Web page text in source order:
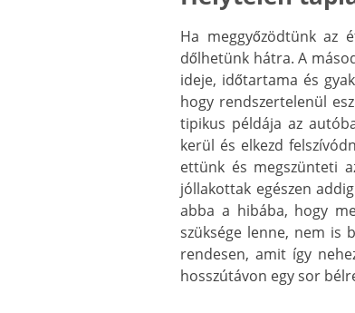
Ha meggyőzödtünk az
dőlhetünk hátra. A
ideje, időtartama és
hogy rendszertelenül
tipikus példája az
kerül és elkezd
ettünk és megszünteti
jóllakottak egészen
abba a hibába, hogy
szüksége lenne, nem is
rendesen, amit így
hosszútávon egy sor